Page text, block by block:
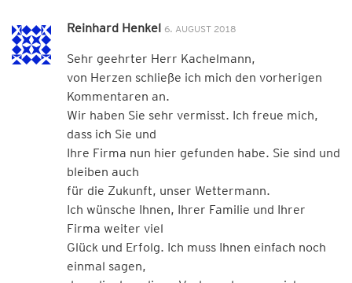
Reinhard Henkel 6. AUGUST 2018
Sehr geehrter Herr Kachelmann,
von Herzen schließe ich mich den vorherigen
Kommentaren an.
Wir haben Sie sehr vermisst. Ich freue mich,
dass ich Sie und
Ihre Firma nun hier gefunden habe. Sie sind und
bleiben auch
für die Zukunft, unser Wettermann.
Ich wünsche Ihnen, Ihrer Familie und Ihrer
Firma weiter viel
Glück und Erfolg. Ich muss Ihnen einfach noch
einmal sagen,